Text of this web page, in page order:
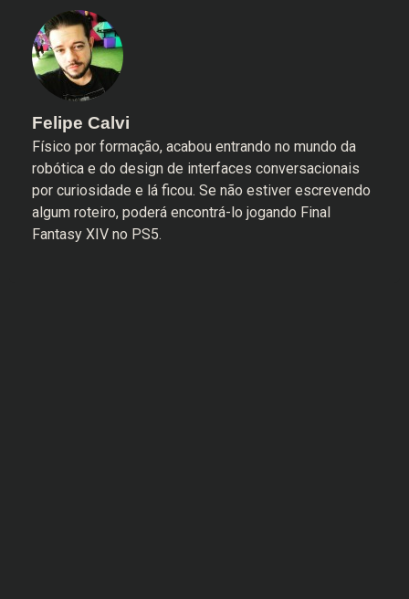
Felipe Calvi
Físico por formação, acabou entrando no mundo da
robótica e do design de interfaces conversacionais
por curiosidade e lá ficou. Se não estiver escrevendo
algum roteiro, poderá encontrá-lo jogando Final
Fantasy XIV no PS5.